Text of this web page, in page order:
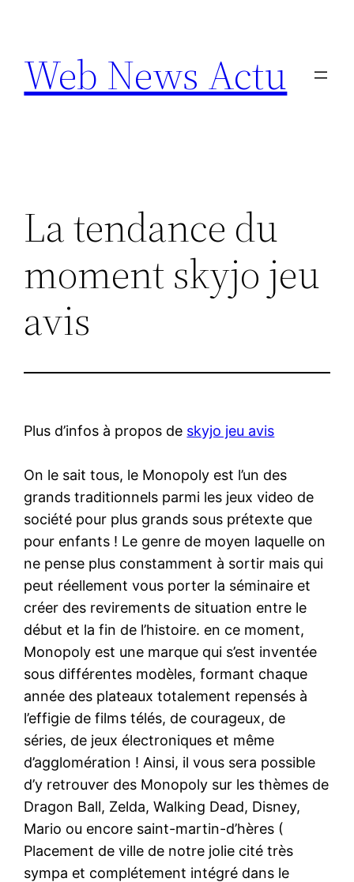
contenu
Web News Actu
La tendance du
moment skyjo jeu
avis
Plus d’infos à propos de skyjo jeu avis
On le sait tous, le Monopoly est l’un des
grands traditionnels parmi les jeux video de
société pour plus grands sous prétexte que
pour enfants ! Le genre de moyen laquelle on
ne pense plus constamment à sortir mais qui
peut réellement vous porter la séminaire et
créer des revirements de situation entre le
début et la fin de l’histoire. en ce moment,
Monopoly est une marque qui s’est inventée
sous différentes modèles, formant chaque
année des plateaux totalement repensés à
l’effigie de films télés, de courageux, de
séries, de jeux électroniques et même
d’agglomération ! Ainsi, il vous sera possible
d’y retrouver des Monopoly sur les thèmes de
Dragon Ball, Zelda, Walking Dead, Disney,
Mario ou encore saint-martin-d’hères (
Placement de ville de notre jolie cité très
sympa et complétement intégré dans le